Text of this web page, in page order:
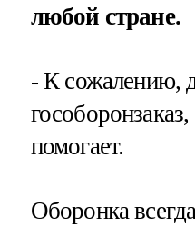
любой стране.
- К сожалению,
помогает.
Оборонка